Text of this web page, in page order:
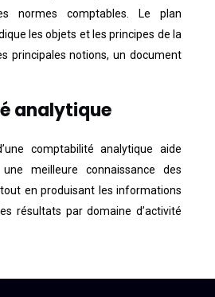
normes comptables. Le plan
les objets et les principes de la
principales notions, un document
analytique
comptabilité analytique aide
meilleure connaissance des
en produisant les informations
résultats par domaine d’activité